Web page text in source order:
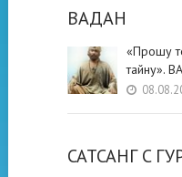
ВАДАН
«Прошу
тайну».
САТСАНГ C